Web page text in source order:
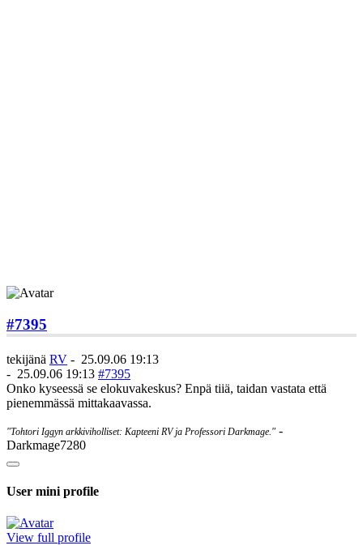
#7395
tekijänä RV - 25.09.06 19:13
- 25.09.06 19:13 #7395
Onko kyseessä se elokuvakeskus? Enpä tiiä, taidan vastata että
pienemmässä mittakaavassa.
"Tohtori Iggyn arkkiviholliset: Kapteeni RV ja Professori Darkmage." -
Darkmage7280
User mini profile
View full profile